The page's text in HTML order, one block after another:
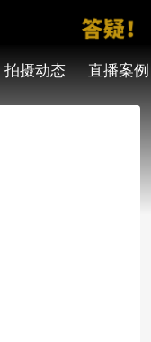
拍摄动态 直播案例